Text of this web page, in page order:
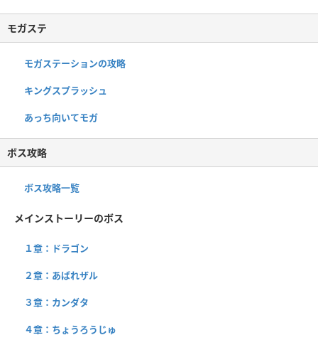
モガステ
モガステーションの攻略
キングスプラッシュ
あっち向いてモガ
ボス攻略
ボス攻略一覧
メインストーリーのボス
１章：ドラゴン
２章：あばれザル
３章：カンダタ
４章：ちょうろうじゅ